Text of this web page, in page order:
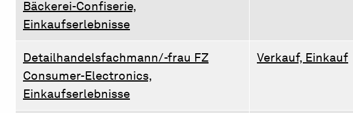
Bäckerei-Confiserie,
Einkaufserlebnisse
Detailhandelsfachmann/-frau FZ
Consumer-Electronics,
Einkaufserlebnisse
Verkauf, Einkauf